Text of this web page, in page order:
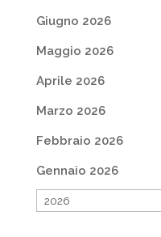
Giugno 2026
Maggio 2026
Aprile 2026
Marzo 2026
Febbraio 2026
Gennaio 2026